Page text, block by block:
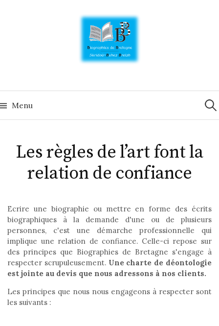
Menu
Les règles de l’art font la
relation de confiance
Ecrire une biographie ou mettre en forme des écrits
biographiques à la demande d'une ou de plusieurs
personnes, c'est une démarche professionnelle qui
implique une relation de confiance. Celle-ci repose sur
des principes que Biographies de Bretagne s'engage à
respecter scrupuleusement. Une charte de déontologie
est jointe au devis que nous adressons à nos clients.
Les principes que nous nous engageons à respecter sont
les suivants :